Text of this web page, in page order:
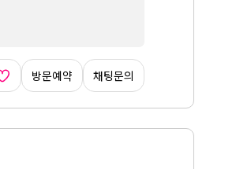
방문예약 채팅문의